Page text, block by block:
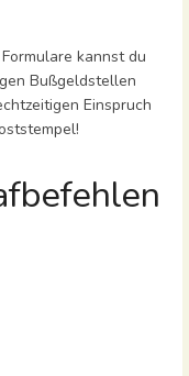
kannst du
Bußgeldstellen
Einspruch